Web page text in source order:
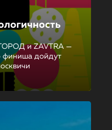
и ZAVTRA —
финиша дойдут